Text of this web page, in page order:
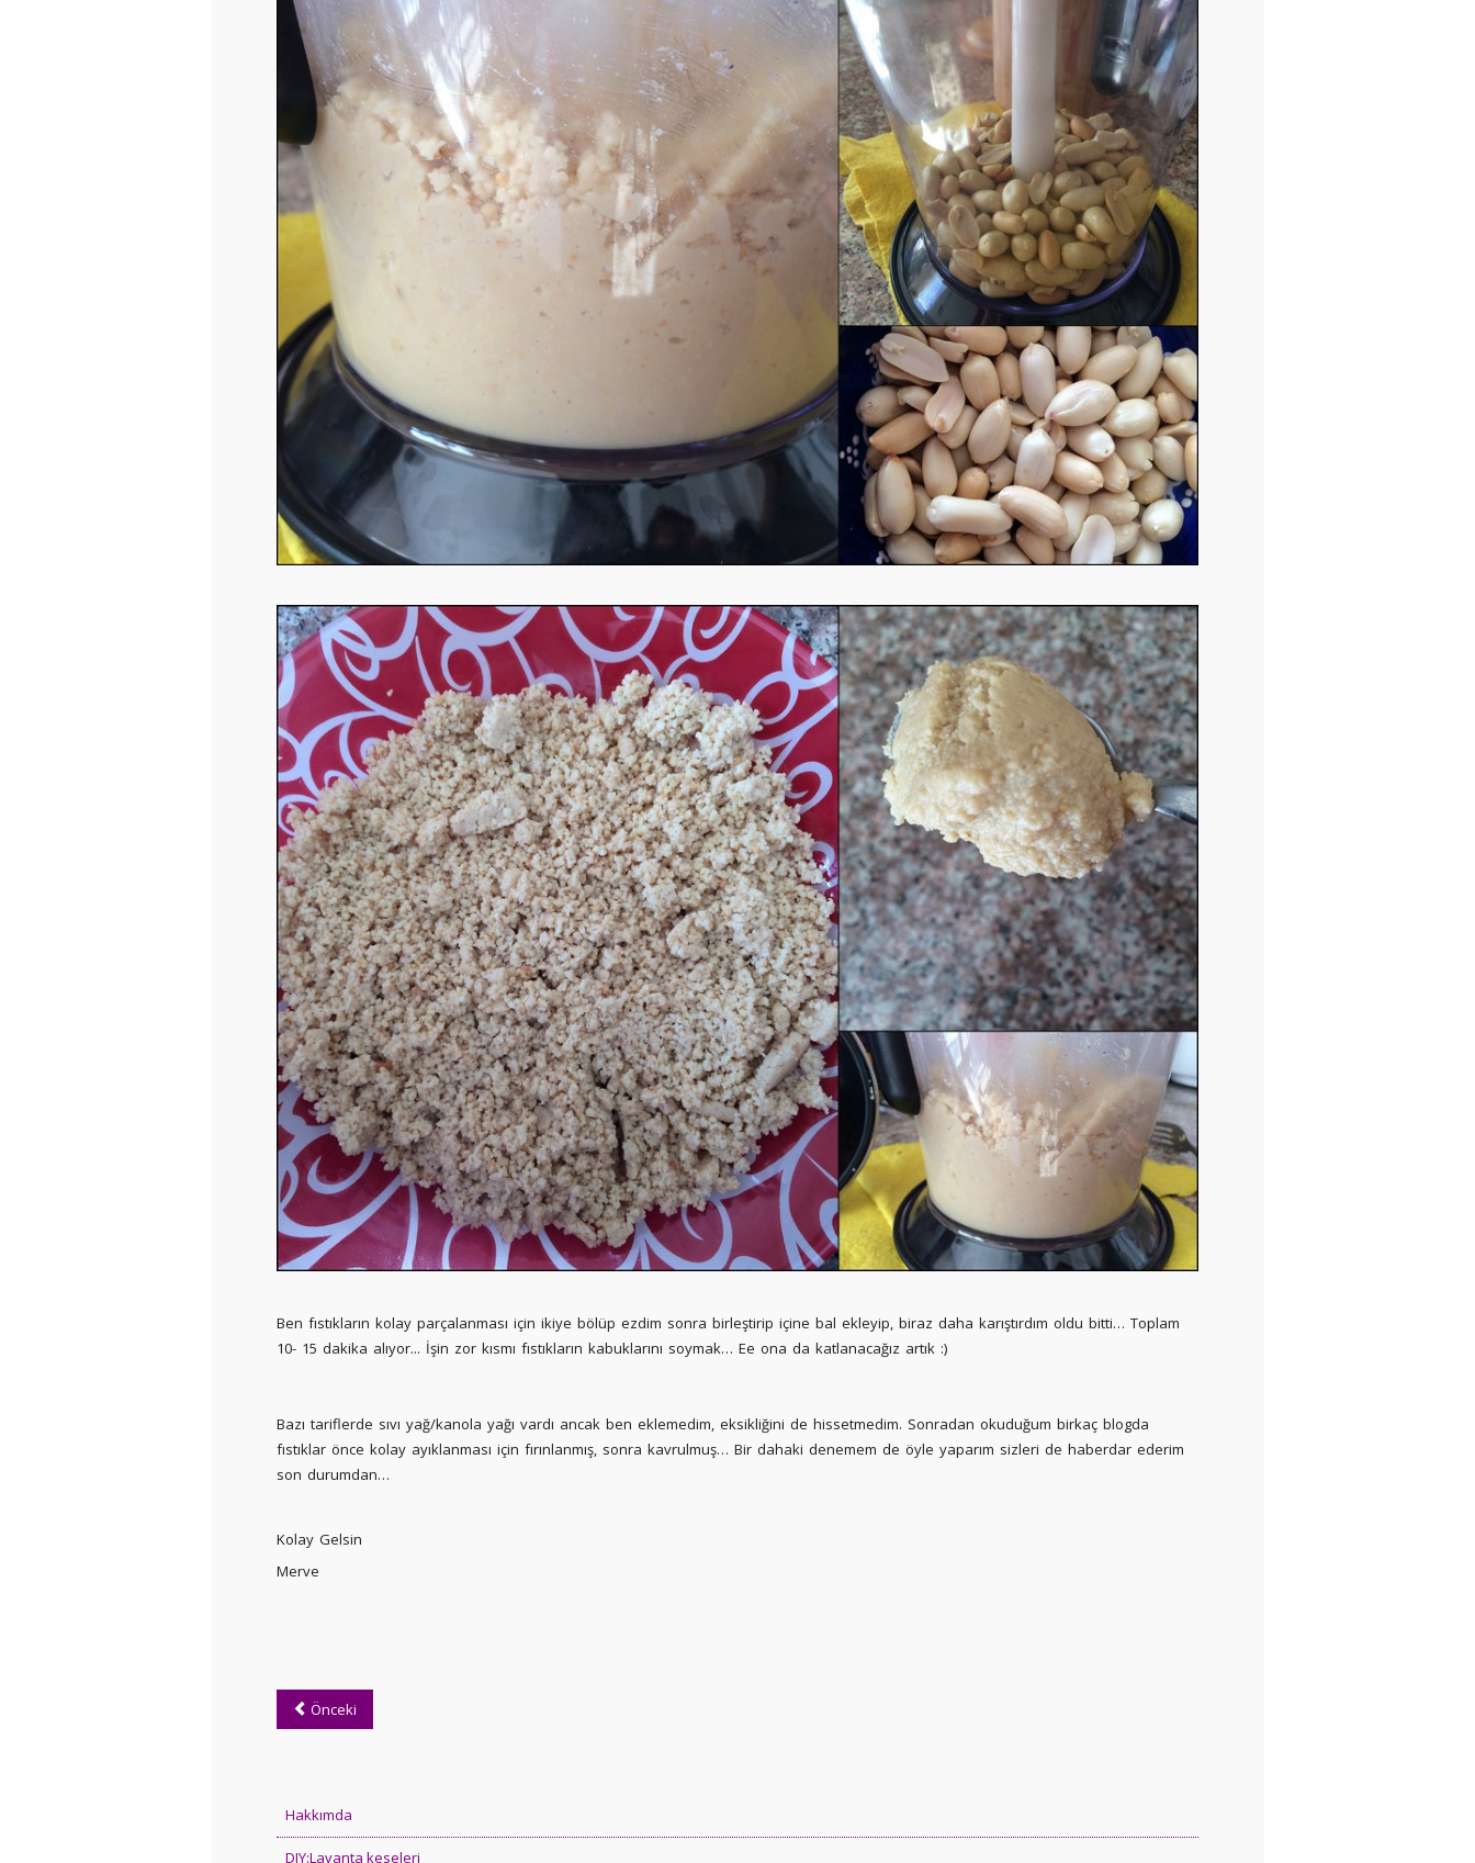
Ben fıstıkların kolay parçalanması için ikiye bölüp ezdim sonra birleştirip içine bal ekleyip, biraz daha karıştırdım oldu bitti… Toplam
10- 15 dakika alıyor... İşin zor kısmı fıstıkların kabuklarını soymak… Ee ona da katlanacağız artık :)
Bazı tariflerde sıvı yağ/kanola yağı vardı ancak ben eklemedim, eksikliğini de hissetmedim. Sonradan okuduğum birkaç blogda
fıstıklar önce kolay ayıklanması için fırınlanmış, sonra kavrulmuş… Bir dahaki denemem de öyle yaparım sizleri de haberdar ederim
son durumdan…
Kolay Gelsin
Merve
Önceki
Hakkımda
DIY:Lavanta keseleri